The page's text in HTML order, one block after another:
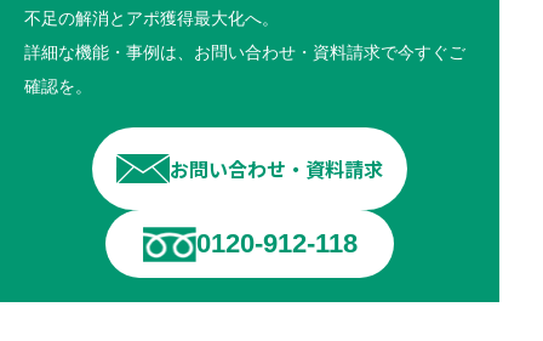
不足の解消とアポ獲得最大化へ。
詳細な機能・事例は、お問い合わせ・資料請求で今すぐご
確認を。
お問い合わせ・資料請求
0120-912-118